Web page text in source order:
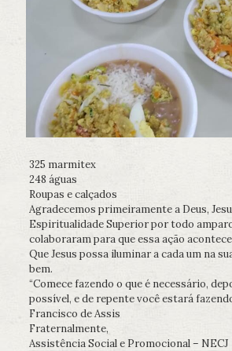
325 marmitex
248 águas
Roupas e calçados
Agradecemos primeiramente a Deus,
Espiritualidade Superior por todo
colaboraram para que essa ação
Que Jesus possa iluminar a cada um na
bem.
“Comece fazendo o que é necessário,
possível, e de repente você estará
Francisco de Assis
Fraternalmente,
Assistência Social e Promocional – NECJ